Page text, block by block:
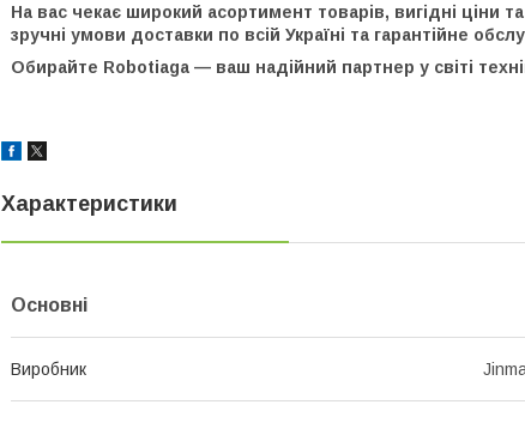
На вас чекає широкий асортимент товарів, вигідні ціни
зручні умови доставки по всій Україні та гарантійне
Обирайте Robotiaga — ваш надійний партнер у світі
Характеристики
Основні
Виробник